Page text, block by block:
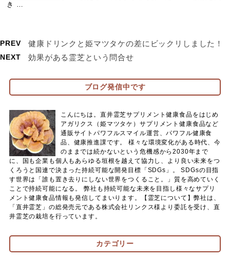
き …
PREV 健康ドリンクと姫マツタケの差にビックリしました！
NEXT 効果がある霊芝という問合せ
ブログ発信中です
こんにちは。直井霊芝サプリメント健康食品をはじめ
アガリクス（姫マツタケ）サプリメント健康食品など
通販サイトパワフルスマイル運営、パワフル健康食
品、健康推進課です。 様々な環境変化がある時代、今
のままでは続かないという危機感から2030年まで
に、国も企業も個人もあらゆる垣根を越えて協力し、より良い未来をつ
くろうと国連で決まった持続可能な開発目標「SDGs」。 SDGsの目指
す世界は「誰も置き去りにしない世界をつくること。」質を高めていく
ことで持続可能になる。 弊社も持続可能な未来を目指し様々なサプリ
メント健康食品情報も発信してまいります。【霊芝について】弊社は、
「直井霊芝」の総発売元である株式会社リンクス様より委託を受け、直
井霊芝の栽培を行っています。
カテゴリー